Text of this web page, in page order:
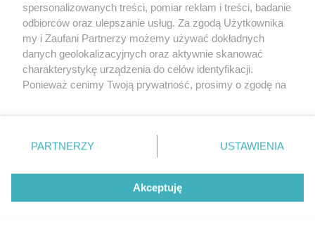
REKLAMA WSPÓŁPRACA RSS FACEBOOK KONTAKT
Nasze serwisy
Aktualności
Tcz24
Historia miasta
Muzyka i kultura
Archiwum wydarzeń
Zdjęcia miasta
spersonalizowanych treści, pomiar reklam i treści, badanie
odbiorców oraz ulepszanie usług. Za zgodą Użytkownika
my i Zaufani Partnerzy możemy używać dokładnych
danych geolokalizacyjnych oraz aktywnie skanować
charakterystykę urządzenia do celów identyfikacji.
Ponieważ cenimy Twoją prywatność, prosimy o zgodę na
znajdujący się w lewym dolnym rogu strony
. Niektóre
przetwarzaniu. Preferencje będą miały zastosowania tylko
PARTNERZY USTAWIENIA
Akceptuję